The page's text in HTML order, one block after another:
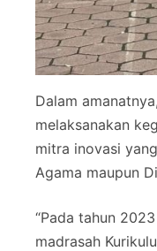
Dalam
melaksanakan
mitra inovasi
Agama maupun
“Pada tahun
madrasah